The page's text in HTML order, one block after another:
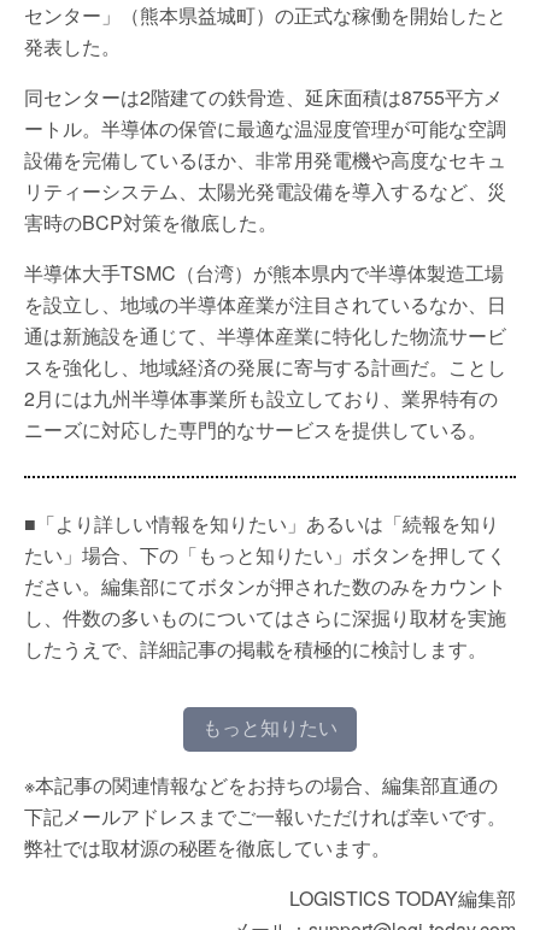
センター」（熊本県益城町）の正式な稼働を開始したと
発表した。
同センターは2階建ての鉄骨造、延床面積は8755平方メ
ートル。半導体の保管に最適な温湿度管理が可能な空調
設備を完備しているほか、非常用発電機や高度なセキュ
リティーシステム、太陽光発電設備を導入するなど、災
害時のBCP対策を徹底した。
半導体大手TSMC（台湾）が熊本県内で半導体製造工場
を設立し、地域の半導体産業が注目されているなか、日
通は新施設を通じて、半導体産業に特化した物流サービ
スを強化し、地域経済の発展に寄与する計画だ。ことし
2月には九州半導体事業所も設立しており、業界特有の
ニーズに対応した専門的なサービスを提供している。
■「より詳しい情報を知りたい」あるいは「続報を知り
たい」場合、下の「もっと知りたい」ボタンを押してく
ださい。編集部にてボタンが押された数のみをカウント
し、件数の多いものについてはさらに深掘り取材を実施
したうえで、詳細記事の掲載を積極的に検討します。
もっと知りたい
※本記事の関連情報などをお持ちの場合、編集部直通の
下記メールアドレスまでご一報いただければ幸いです。
弊社では取材源の秘匿を徹底しています。
LOGISTICS TODAY編集部